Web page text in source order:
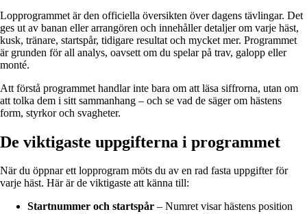
Lopprogrammet är den officiella översikten över dagens tävlingar. Det
ges ut av banan eller arrangören och innehåller detaljer om varje häst,
kusk, tränare, startspår, tidigare resultat och mycket mer. Programmet
är grunden för all analys, oavsett om du spelar på trav, galopp eller
monté.
Att förstå programmet handlar inte bara om att läsa siffrorna, utan om
att tolka dem i sitt sammanhang – och se vad de säger om hästens
form, styrkor och svagheter.
De viktigaste uppgifterna i programmet
När du öppnar ett lopprogram möts du av en rad fasta uppgifter för
varje häst. Här är de viktigaste att känna till:
Startnummer och startspår – Numret visar hästens position